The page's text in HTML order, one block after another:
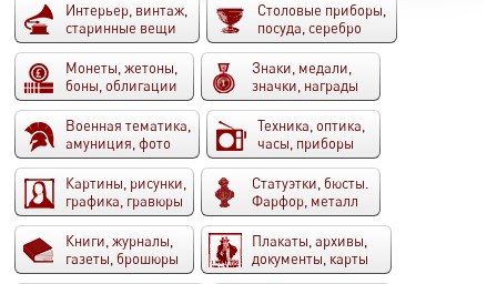
Интерьер, винтаж,
старинные вещи
Столовые приборы,
посуда, серебро
Монеты, жетоны,
боны, облигации
Знаки, медали,
значки, награды
Военная тематика,
амуниция, фото
Техника, оптика,
часы, приборы
Картины, рисунки,
графика, гравюры
Статуэтки, бюсты.
Фарфор, металл
Книги, журналы,
газеты, брошюры
Плакаты, архивы,
документы, карты